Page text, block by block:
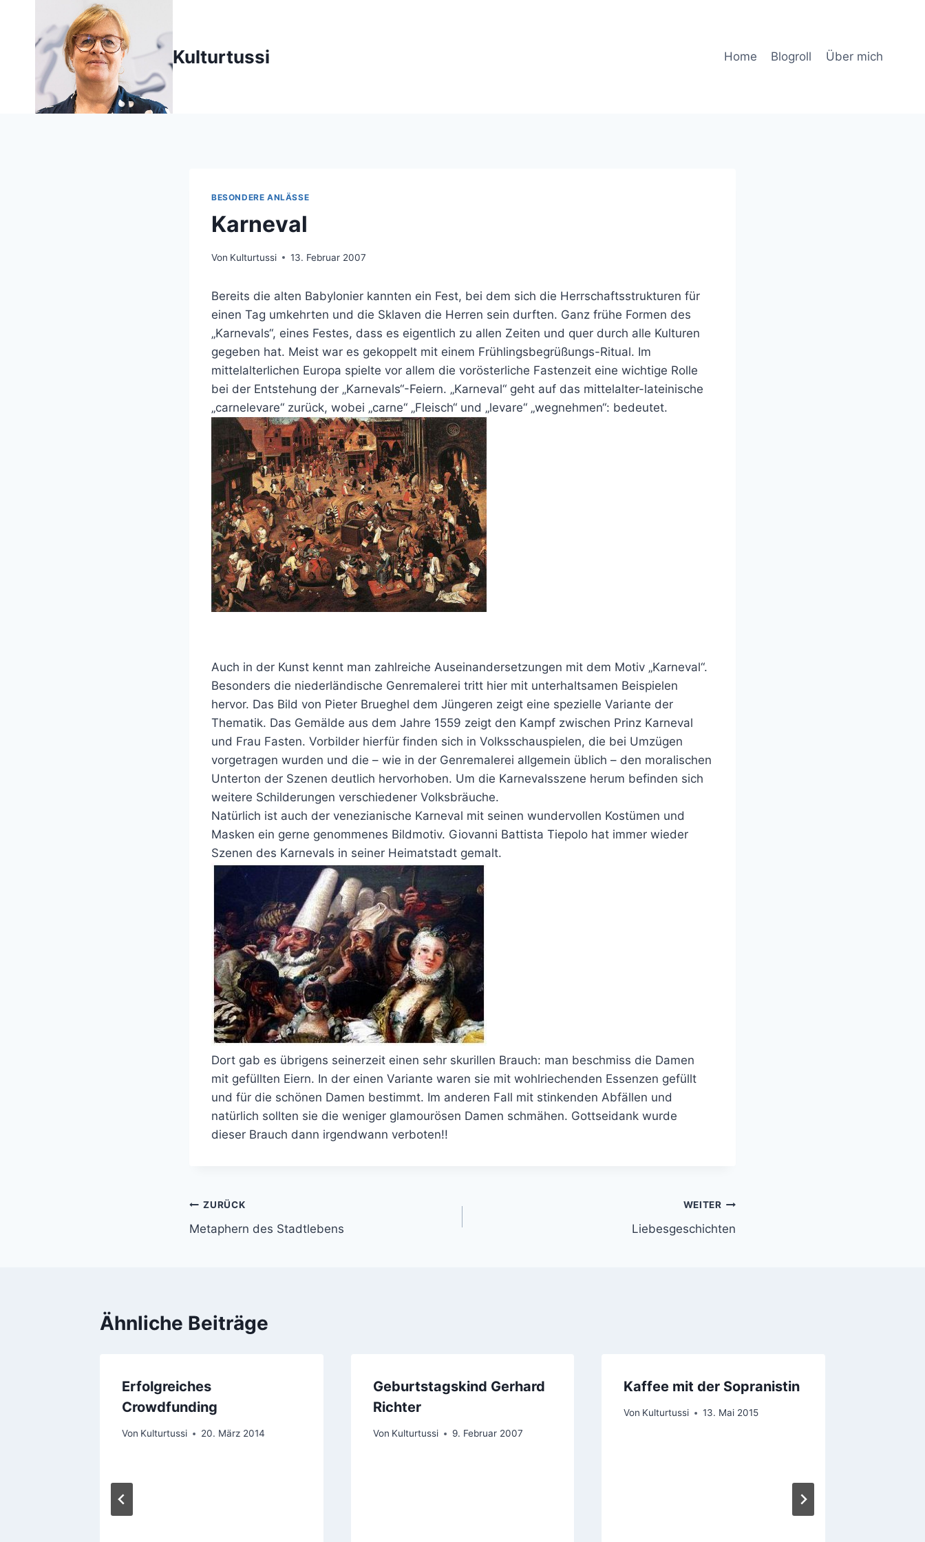
springen
Kulturtussi Home Blogroll Über mich
BESONDERE ANLÄSSE
Karneval
Von Kulturtussi 13. Februar 2007
Bereits die alten Babylonier kannten ein Fest, bei dem sich die Herrschaftsstrukturen für
einen Tag umkehrten und die Sklaven die Herren sein durften. Ganz frühe Formen des
„Karnevals“, eines Festes, dass es eigentlich zu allen Zeiten und quer durch alle Kulturen
gegeben hat. Meist war es gekoppelt mit einem Frühlingsbegrüßungs-Ritual. Im
mittelalterlichen Europa spielte vor allem die vorösterliche Fastenzeit eine wichtige Rolle
bei der Entstehung der „Karnevals“-Feiern. „Karneval“ geht auf das mittelalter-lateinische
„carnelevare“ zurück, wobei „carne“ „Fleisch“ und „levare“ „wegnehmen“: bedeutet.
Auch in der Kunst kennt man zahlreiche Auseinandersetzungen mit dem Motiv „Karneval“.
Besonders die niederländische Genremalerei tritt hier mit unterhaltsamen Beispielen
hervor. Das Bild von Pieter Brueghel dem Jüngeren zeigt eine spezielle Variante der
Thematik. Das Gemälde aus dem Jahre 1559 zeigt den Kampf zwischen Prinz Karneval
und Frau Fasten. Vorbilder hierfür finden sich in Volksschauspielen, die bei Umzügen
vorgetragen wurden und die – wie in der Genremalerei allgemein üblich – den moralischen
Unterton der Szenen deutlich hervorhoben. Um die Karnevalsszene herum befinden sich
weitere Schilderungen verschiedener Volksbräuche.
Natürlich ist auch der venezianische Karneval mit seinen wundervollen Kostümen und
Masken ein gerne genommenes Bildmotiv. Giovanni Battista Tiepolo hat immer wieder
Szenen des Karnevals in seiner Heimatstadt gemalt.
Dort gab es übrigens seinerzeit einen sehr skurillen Brauch: man beschmiss die Damen
mit gefüllten Eiern. In der einen Variante waren sie mit wohlriechenden Essenzen gefüllt
und für die schönen Damen bestimmt. Im anderen Fall mit stinkenden Abfällen und
natürlich sollten sie die weniger glamourösen Damen schmähen. Gottseidank wurde
dieser Brauch dann irgendwann verboten!!
Beitragsnavigation
ZURÜCK
Metaphern des Stadtlebens
WEITER
Liebesgeschichten
Ähnliche Beiträge
Erfolgreiches
Crowdfunding
Von Kulturtussi 20. März 2014
Geburtstagskind Gerhard
Richter
Von Kulturtussi 9. Februar 2007
Kaffee mit der Sopranistin
Von Kulturtussi 13. Mai 2015